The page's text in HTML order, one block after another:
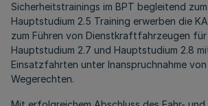
Sicherheitstrainings im BPT begleitend
Hauptstudium 2.5 Training erwerben die
zum Führen von Dienstkraftfahrzeugen
Hauptstudium 2.7 und Hauptstudium 2.8
Einsatzfahrten unter Inanspruchnahme
Wegerechten.